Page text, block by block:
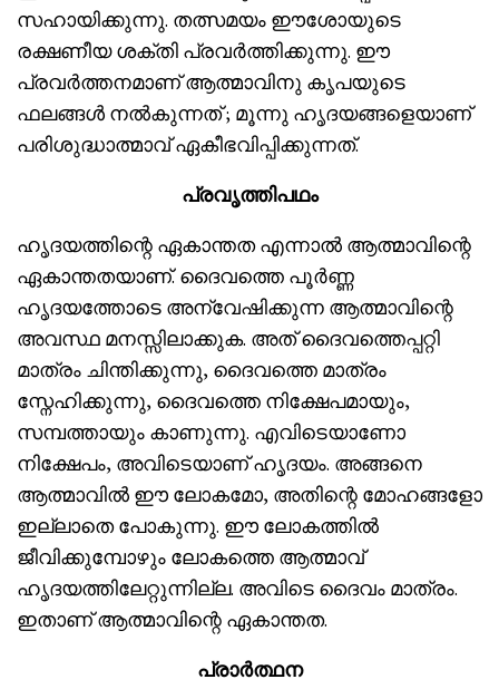
സഹായിക്കുന്നു. തത്സമയം ഈശോയുടെ
രക്ഷണീയ ശക്തി പ്രവർത്തിക്കുന്നു. ഈ
പ്രവർത്തനമാണ് ആത്മാവിനു കൃപയുടെ
ഫലങ്ങൾ നൽകുന്നത് ; മൂന്നു ഹൃദയങ്ങളെയാണ്
പരിശുദ്ധാത്മാവ് ഏകീഭവിപ്പിക്കുന്നത്.
പ്രവൃത്തിപഥം
ഹൃദയത്തിന്റെ ഏകാന്തത എന്നാൽ ആത്മാവിന്റെ
ഏകാന്തതയാണ്. ദൈവത്തെ പൂർണ്ണ
ഹൃദയത്തോടെ അന്വേഷിക്കുന്ന ആത്മാവിന്റെ
അവസ്ഥ മനസ്സിലാക്കുക. അത് ദൈവത്തെപ്പറ്റി
മാത്രം ചിന്തിക്കുന്നു, ദൈവത്തെ മാത്രം
സ്നേഹിക്കുന്നു, ദൈവത്തെ നിക്ഷേപമായും,
സമ്പത്തായും കാണുന്നു. എവിടെയാണോ
നിക്ഷേപം, അവിടെയാണ് ഹൃദയം. അങ്ങനെ
ആത്മാവിൽ ഈ ലോകമോ, അതിന്റെ മോഹങ്ങളോ
ഇല്ലാതെ പോകുന്നു. ഈ ലോകത്തിൽ
ജീവിക്കുമ്പോഴും ലോകത്തെ ആത്മാവ്
ഹൃദയത്തിലേറ്റുന്നില്ല. അവിടെ ദൈവം മാത്രം.
ഇതാണ് ആത്മാവിന്റെ ഏകാന്തത.
പ്രാർത്ഥന